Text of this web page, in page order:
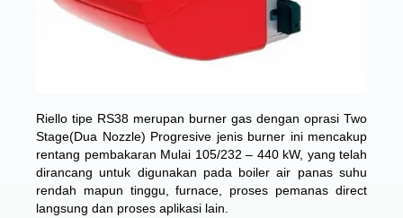
Riello tipe RS38 merupan burner gas dengan oprasi Two
Stage(Dua Nozzle) Progresive jenis burner ini ​​mencakup
rentang pembakaran Mulai 105/232 – 440 kW, yang telah
dirancang untuk digunakan pada boiler air panas suhu
rendah mapun tinggu, furnace, proses pemanas direct
langsung dan proses aplikasi lain.